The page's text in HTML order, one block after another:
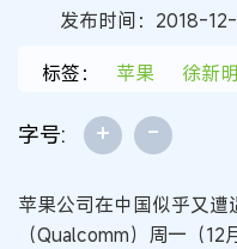
发布时间：2018-
标签：
苹果 徐新明
字号: + -
苹果公司在中国似乎又
（Qualcomm）周一（